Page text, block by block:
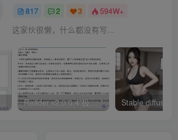
817 2 3 594W+
这家伙很懒，什么都没有写...
网文小说提取工具v2.10.02 可以自动下载小说 从此不再花钱看小说 Reader v2.0.0.4 极简小说阅读器支持导入在线及离线书源